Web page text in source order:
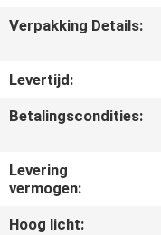
NIEUWS
VERZOEK
OM EEN
SITEMAP
Verpakking Details:
Levertijd:
Betalingscondities:
Levering
vermogen:
Hoog licht: